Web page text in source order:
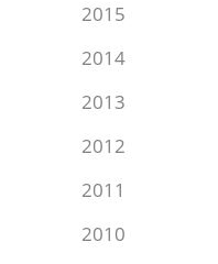
2015
2014
2013
2012
2011
2010